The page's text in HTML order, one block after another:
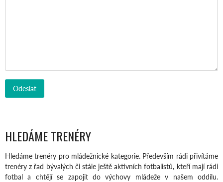
HLEDÁME TRENÉRY
Hledáme trenéry pro mládežnické kategorie. Především rádi přivítáme
trenéry z řad bývalých či stále ještě aktivních fotbalistů, kteří mají rádi
fotbal a chtějí se zapojit do výchovy mládeže v našem oddílu.